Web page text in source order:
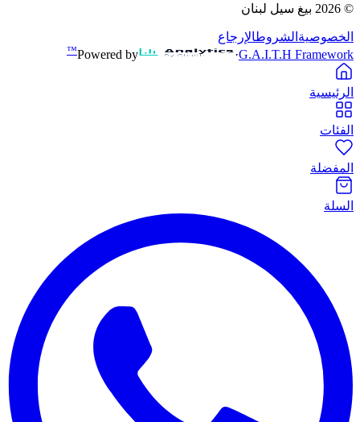
©
2026 بيغ سيل لبنان
الخصوصية الشروطالإرجاع
Powered by
·G.A.I.T.H Framework
™
الرئيسية
الفئات
المفضلة
السلة